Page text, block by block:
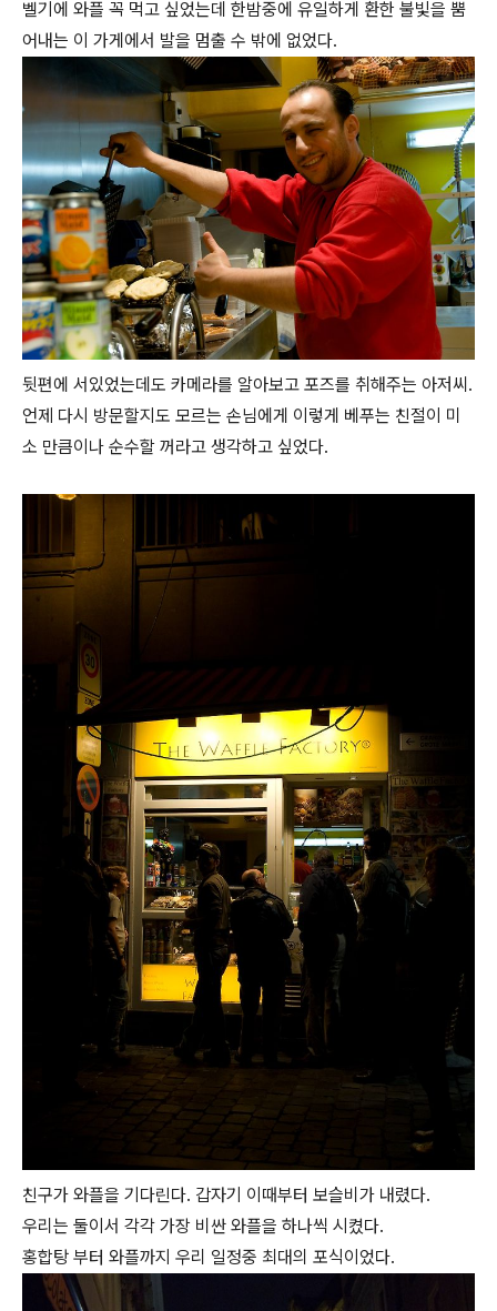
벨기에 와플 꼭 먹고 싶었는데 한밤중에 유일하게 환한 불빛을 뿜
어내는 이 가게에서 발을 멈출 수 밖에 없었다.
뒷편에 서있었는데도 카메라를 알아보고 포즈를 취해주는 아저씨.
언제 다시 방문할지도 모르는 손님에게 이렇게 베푸는 친절이 미
소 만큼이나 순수할 꺼라고 생각하고 싶었다.
친구가 와플을 기다린다. 갑자기 이때부터 보슬비가 내렸다.
우리는 둘이서 각각 가장 비싼 와플을 하나씩 시켰다.
홍합탕 부터 와플까지 우리 일정중 최대의 포식이었다.